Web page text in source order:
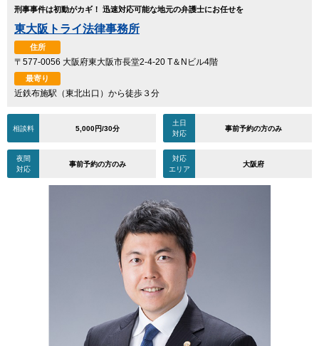
刑事事件は初動がカギ！ 迅速対応可能な地元の弁護士にお任せを
東大阪トライ法律事務所
住所
〒577-0056 大阪府東大阪市長堂2-4-20 T＆Nビル4階
最寄り
近鉄布施駅（東北出口）から徒歩３分
相談料 5,000円/30分
土日
対応
事前予約の方のみ
夜間
対応
事前予約の方のみ
対応
エリア
大阪府